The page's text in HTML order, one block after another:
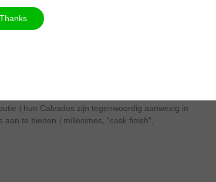
door heel Frankrijk uit en was een pionier in
nieuwe internationale vraag te voldoen,
te planten, evenals de voorraad
Roger Groult, de vijfde generatie, die de
zoals dubbele destillatie boven
(hun Calvados zijn tegenwoordig aanwezig in
te bieden (millesimes, "cask finish",
Thanks